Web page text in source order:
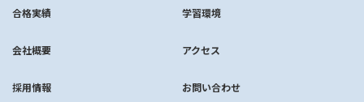
合格実績 学習環境
会社概要 アクセス
採用情報 お問い合わせ